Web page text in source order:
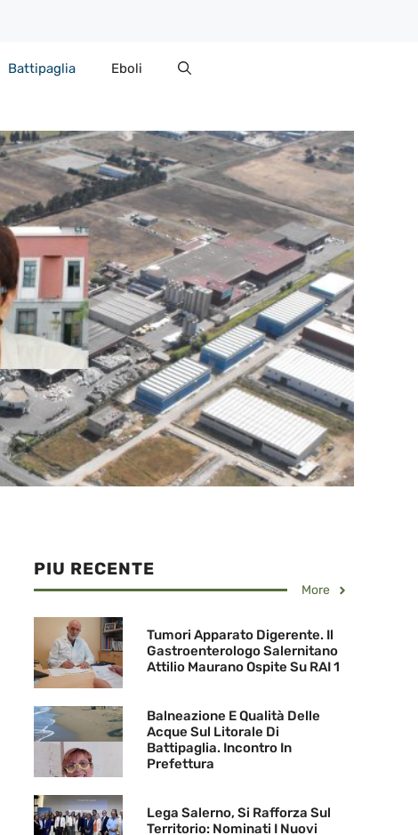
Battipaglia Eboli
PIU RECENTE
More
Tumori Apparato Digerente. Il
Gastroenterologo Salernitano
Attilio Maurano Ospite Su RAI 1
Balneazione E Qualità Delle
Acque Sul Litorale Di
Battipaglia. Incontro In
Prefettura
Lega Salerno, Si Rafforza Sul
Territorio: Nominati I Nuovi